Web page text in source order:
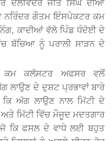
ਦਲਵਿੰਦਰ ਜੀਤ ਸਿੰਘ ਦੀਆਂ
ਨਰਿੰਦਰ ਗੌਤਮ ਇੰਸਪੇਕਟਰ ਕਮ
ਕਾਦੀਆਂ ਵੱਲੋ ਪਿੰਡ ਧੰਦੋਈ ਦੇ
ਬੱਚਿਆ ਨੂੰ ਪਰਾਲੀ ਸਾੜਨ ਦੇ
ਕਮ ਕਲੱਸਟਰ ਅਫਸਰ ਵਲੋਂ
ਲਾਉਣ ਦੇ ਦੁਸ਼ਟ ਪ੍ਰਭਾਵਾਂ ਬਾਰੇ
ਅੱਗ ਲਾਉਣ ਨਾਲ ਮਿੱਟੀ ਦੇ
ਮਿੱਟੀ ਵਿੱਚ ਮੌਜੂਦ ਮਦਤਗਾਰ
ਕਿ ਫਸਲ ਦੇ ਵਾਧੇ ਲਈ ਬਹੁਤ